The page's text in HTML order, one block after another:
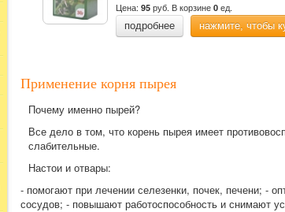
Цена:95 руб. В корзине0 ед.
подробнее нажмите, чтобы
Применение корня пырея
Почему именно пырей?
Все дело в том, что корень пырея имеет
слабительные.
Настои и отвары:
- помогают при лечении селезенки, почек, печени; -
сосудов; - повышают работоспособность и снимают